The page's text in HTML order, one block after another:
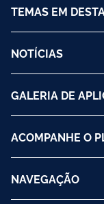
TEMAS EM
NOTÍCIAS
GALERIA DE
ACOMPANHE O
NAVEGAÇÃO